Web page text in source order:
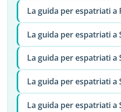
La guida per espatriati a
La guida per espatriati a
La guida per espatriati a
La guida per espatriati a
La guida per espatriati a